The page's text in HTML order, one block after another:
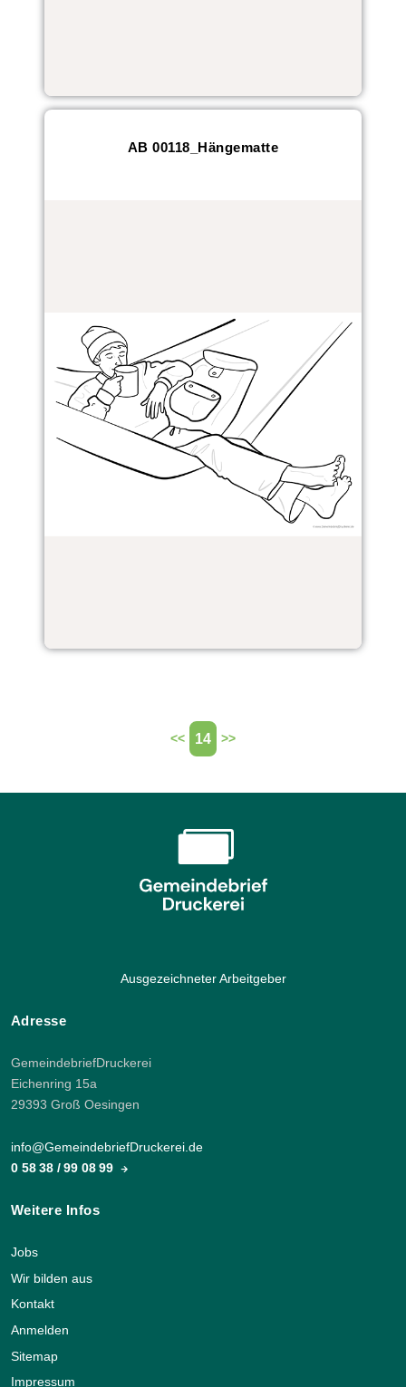
AB 00118_Hängematte
<< 14 >>
Ausgezeichneter Arbeitgeber
Adresse
GemeindebriefDruckerei
Eichenring 15a
29393 Groß Oesingen
info@GemeindebriefDruckerei.de
0 58 38 / 99 08 99
Weitere Infos
Jobs
Wir bilden aus
Kontakt
Anmelden
Sitemap
Impressum